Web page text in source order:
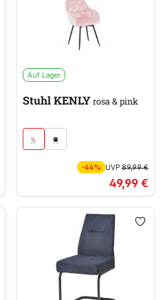
Auf Lager
Stuhl KENLYrosa & pink
-44% UVP89,99 €
49,99 €